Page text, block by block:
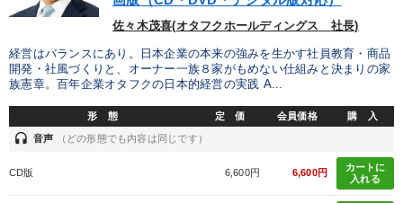
若手異才経営者の発想
リーダーの器量を学ぶ
テーマ
会社のパフォーマンスを高める講話
佐々木茂喜(オタフクホールディングス 社長)
経営はバランスにあり。日本企業の本来の強みを生かす社員教育・商品
開発・社風づくりと、オーナー一族８家がもめない仕組みと決まりの家
族憲章。百年企業オタフクの日本的経営の実践 A...
形 態 定 価 会員価格 購 入
headset 音声 （どの形態でも内容は同じです）
CD版 6,600円 6,600円
カートに
入れる